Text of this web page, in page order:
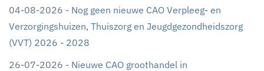
04-08-2026 - Nog geen nieuwe CAO Verpleeg- en
Verzorgingshuizen, Thuiszorg en Jeugdgezondheidszorg
(VVT) 2026 - 2028
26-07-2026 - Nieuwe CAO groothandel in